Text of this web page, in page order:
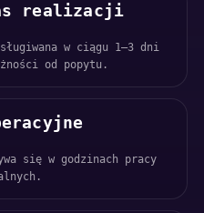
realizacji
w ciągu 1–3 dni
od popytu.
się w godzinach pracy